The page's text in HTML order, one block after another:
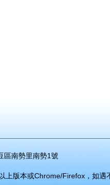
區南勢里南勢1號
上版本或Chrome/Firefox，如遇